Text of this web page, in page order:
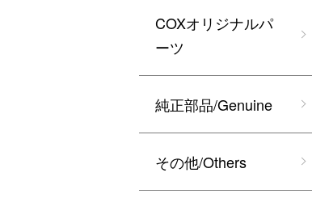
COXオリジナルパ
ーツ
純正部品/Genuine
その他/Others